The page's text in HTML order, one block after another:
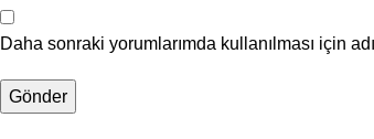
Daha sonraki yorumlarımda kullanılması için